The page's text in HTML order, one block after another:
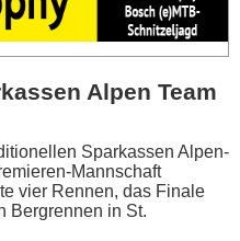
Alpen Team
Sparkassen Alpen-
Mannschaft
vier Rennen, das Finale
Bergrennen in St.